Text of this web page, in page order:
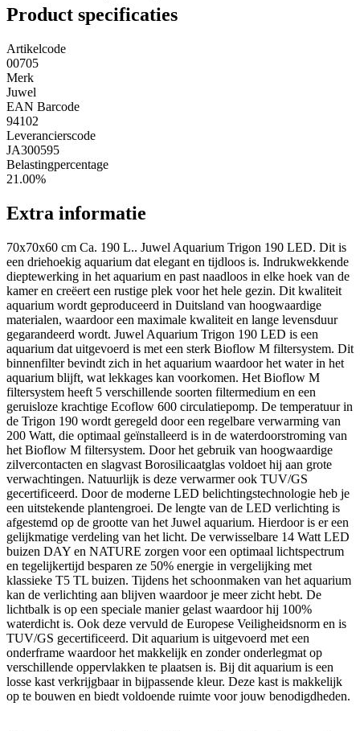
Product specificaties
Artikelcode
00705
Merk
Juwel
EAN Barcode
94102
Leverancierscode
JA300595
Belastingpercentage
21.00%
Extra informatie
70x70x60 cm Ca. 190 L.. Juwel Aquarium Trigon 190 LED. Dit is
een driehoekig aquarium dat elegant en tijdloos is. Indrukwekkende
dieptewerking in het aquarium en past naadloos in elke hoek van de
kamer en creëert een rustige plek voor het hele gezin. Dit kwaliteit
aquarium wordt geproduceerd in Duitsland van hoogwaardige
materialen, waardoor een maximale kwaliteit en lange levensduur
gegarandeerd wordt. Juwel Aquarium Trigon 190 LED is een
aquarium dat uitgevoerd is met een sterk Bioflow M filtersystem. Dit
binnenfilter bevindt zich in het aquarium waardoor het water in het
aquarium blijft, wat lekkages kan voorkomen. Het Bioflow M
filtersystem heeft 5 verschillende soorten filtermedium en een
geruisloze krachtige Ecoflow 600 circulatiepomp. De temperatuur in
de Trigon 190 wordt geregeld door een regelbare verwarming van
200 Watt, die optimaal geïnstalleerd is in de waterdoorstroming van
het Bioflow M filtersystem. Door het gebruik van hoogwaardige
zilvercontacten en slagvast Borosilicaatglas voldoet hij aan grote
verwachtingen. Natuurlijk is deze verwarmer ook TUV/GS
gecertificeerd. Door de moderne LED belichtingstechnologie heb je
een uitstekende plantengroei. De lengte van de LED verlichting is
afgestemd op de grootte van het Juwel aquarium. Hierdoor is er een
gelijkmatige verdeling van het licht. De verwisselbare 14 Watt LED
buizen DAY en NATURE zorgen voor een optimaal lichtspectrum
en tegelijkertijd besparen ze 50% energie in vergelijking met
klassieke T5 TL buizen. Tijdens het schoonmaken van het aquarium
kan de verlichting aan blijven waardoor je meer zicht hebt. De
lichtbalk is op een speciale manier gelast waardoor hij 100%
waterdicht is. Ook deze vervuld de Europese Veiligheidsnorm en is
TUV/GS gecertificeerd. Dit aquarium is uitgevoerd met een
onderframe waardoor het makkelijk en zonder onderlegmat op
verschillende oppervlakken te plaatsen is. Bij dit aquarium is een
losse kast verkrijgbaar in bijpassende kleur. Deze kast is makkelijk
op te bouwen en biedt voldoende ruimte voor jouw benodigdheden.